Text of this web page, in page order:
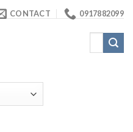
CONTACT
0917882099